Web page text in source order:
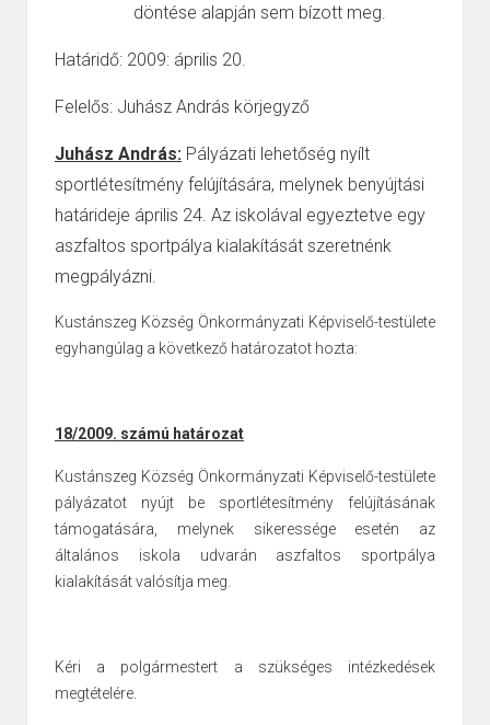
döntése alapján sem bízott meg.
Határidő: 2009: április 20.
Felelős: Juhász András körjegyző
Juhász András: Pályázati lehetőség nyílt
sportlétesítmény felújítására, melynek benyújtási
határideje április 24. Az iskolával egyeztetve egy
aszfaltos sportpálya kialakítását szeretnénk
megpályázni.
Kustánszeg Község Önkormányzati Képviselő-testülete
egyhangúlag a következő határozatot hozta:
18/2009. számú határozat
Kustánszeg Község Önkormányzati Képviselő-testülete
pályázatot nyújt be sportlétesítmény felújításának
támogatására, melynek sikeressége esetén az
általános iskola udvarán aszfaltos sportpálya
kialakítását valósítja meg.
Kéri a polgármestert a szükséges intézkedések
megtételére.